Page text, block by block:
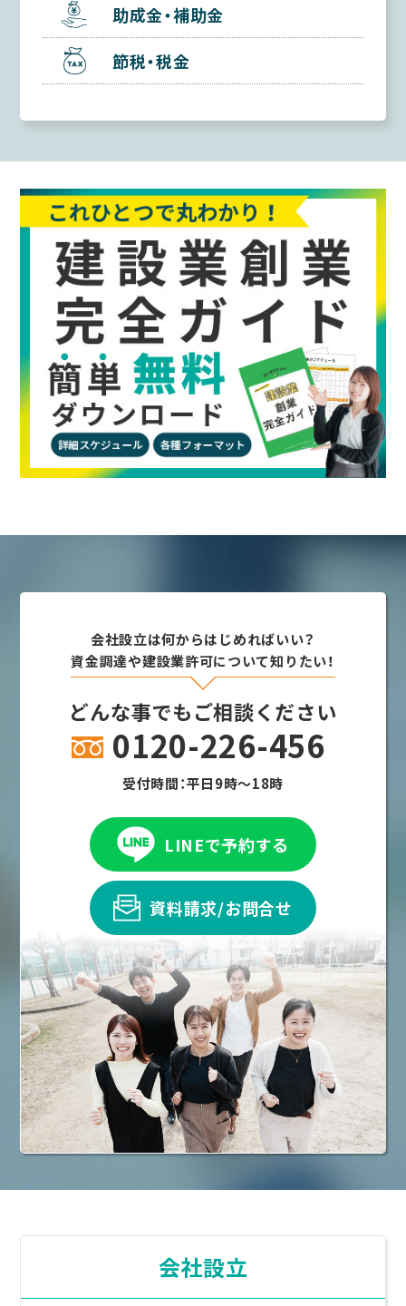
助成金・補助金
節税・税金
会社設立は何からはじめればいい？
資金調達や建設業許可について知りたい！
どんな事でもご相談ください
0120-226-456
受付時間：平日9時～18時
LINEで予約する
資料請求/お問合せ
会社設立